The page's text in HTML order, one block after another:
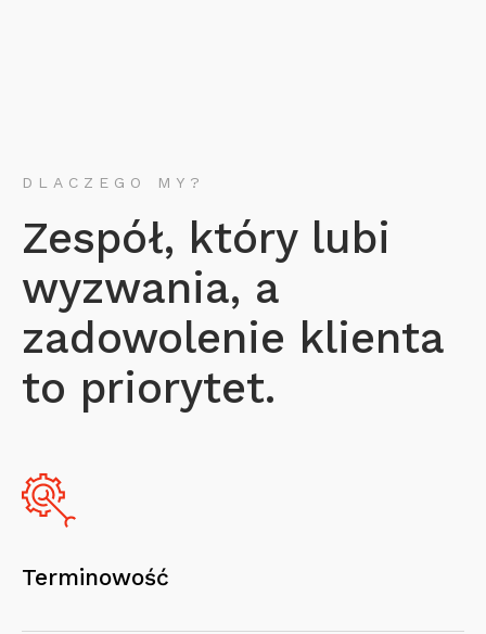
DLACZEGO MY?
Zespół, który lubi
wyzwania, a
zadowolenie klienta
to priorytet.
Terminowość